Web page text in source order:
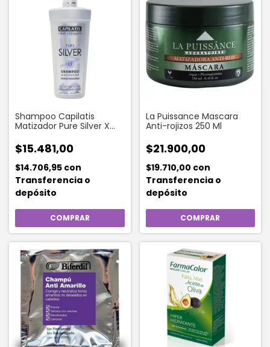
Shampoo Capilatis
Matizador Pure Silver X
$15.481,00
$14.706,95 con
Transferencia o
depósito
La Puissance Mascara
Anti-rojizos 250 Ml
$21.900,00
$19.710,00 con
Transferencia o
depósito